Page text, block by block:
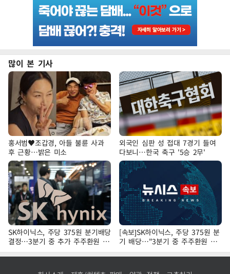
많이 본 기사
홍서범♥조갑경, 아들 불륜 사과
후 근황…밝은 미소
외국인 심판 성 접대 7경기 들여
다보니…한국 축구 '5승 2무'
SK하이닉스, 주당 375원 분기배당
결정…3분기 중 추가 주주환원 발
표
[속보]SK하이닉스, 주당 375원 분
기 배당…"3분기 중 주주환원 방
안 확정"